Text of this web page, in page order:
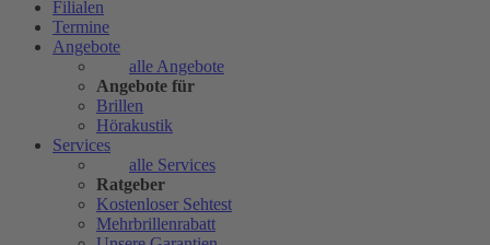
Filialen
Termine
Angebote
alle Angebote
Angebote für
Brillen
Hörakustik
Services
alle Services
Ratgeber
Kostenloser Sehtest
Mehrbrillenrabatt